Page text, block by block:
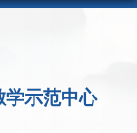
学示范中心